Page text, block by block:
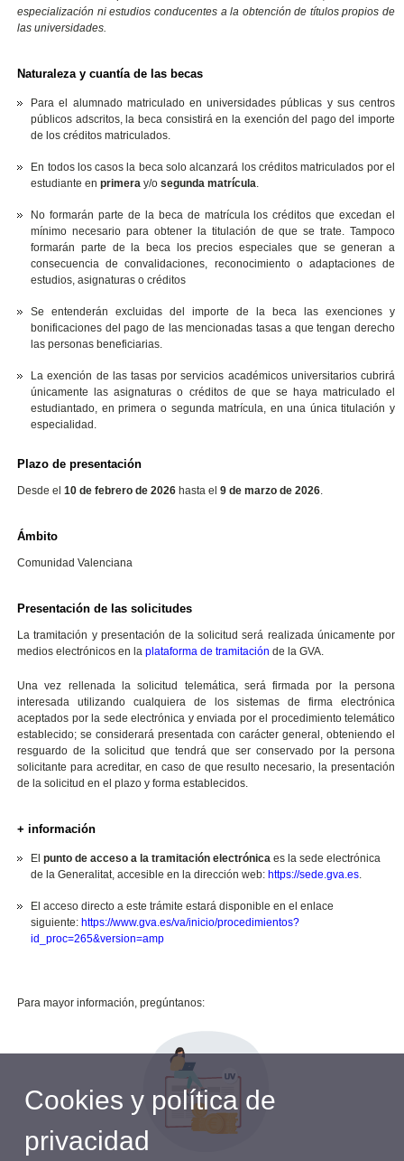
especialización ni estudios conducentes a la obtención de títulos propios de
las universidades.
Naturaleza y cuantía de las becas
Para el alumnado matriculado en universidades públicas y sus centros
públicos adscritos, la beca consistirá en la exención del pago del importe
de los créditos matriculados.
En todos los casos la beca solo alcanzará los créditos matriculados por el
estudiante enprimeray/osegunda matrícula
No formarán parte de la beca de matrícula los créditos que excedan el
mínimo necesario para obtener la titulación de que se trate. Tampoco
formarán parte de la beca los precios especiales que se generan a
consecuencia de convalidaciones, reconocimiento o adaptaciones de
estudios, asignaturas o créditos
Se entenderán excluidas del importe de la beca las exenciones y
bonificaciones del pago de las mencionadas tasas a que tengan derecho
las personas beneficiarias.
La exención de las tasas por servicios académicos universitarios cubrirá
únicamente las asignaturas o créditos de que se haya matriculado el
estudiantado, en primera o segunda matrícula, en una única titulación y
especialidad.
Plazo de presentación
Desde el10 de febrero de 2026 hasta el9 de marzo de 2026
Ámbito
Comunidad Valenciana
Presentación de las solicitudes
La tramitación y presentación de la solicitud será realizada únicamente por
medios electrónicos en laplataforma de tramitación de la GVA.
Una vez rellenada la solicitud telemática, será firmada por la persona
interesada utilizando cualquiera de los sistemas de firma electrónica
aceptados por la sede electrónica y enviada por el procedimiento telemático
establecido; se considerará presentada con carácter general, obteniendo el
resguardo de la solicitud que tendrá que ser conservado por la persona
solicitante para acreditar, en caso de que resulto necesario, la presentación
de la solicitud en el plazo y forma establecidos.
+ información
Elpunto de acceso a la tramitación electrónica es la sede electrónica
de la Generalitat, accesible en la dirección web: https://sede.gva.es.
El acceso directo a este trámite estará disponible en el enlace
siguiente: https://www.gva.es/va/inicio/procedimientos?
id_proc=265&version=amp
Para mayor información, pregúntanos:
Cookies y política de
privacidad